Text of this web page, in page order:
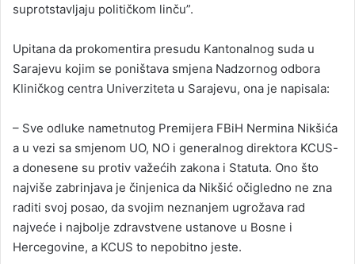
suprotstavljaju političkom linču”.
Upitana da prokomentira presudu Kantonalnog suda u
Sarajevu kojim se poništava smjena Nadzornog odbora
Kliničkog centra Univerziteta u Sarajevu, ona je napisala:
– Sve odluke nametnutog Premijera FBiH Nermina Nikšića
a u vezi sa smjenom UO, NO i generalnog direktora KCUS-
a donesene su protiv važećih zakona i Statuta. Ono što
najviše zabrinjava je činjenica da Nikšić očigledno ne zna
raditi svoj posao, da svojim neznanjem ugrožava rad
najveće i najbolje zdravstvene ustanove u Bosne i
Hercegovine, a KCUS to nepobitno jeste.